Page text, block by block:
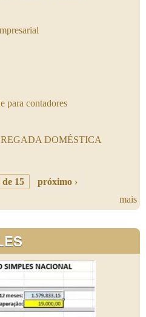
para contadores
DOMÉSTICA
de 15
próximo ›
mais